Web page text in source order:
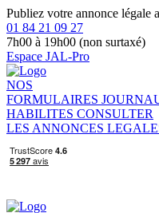
Publiez votre annonce légale
01 84 21 09 27
7h00 à 19h00 (non surtaxé)
Espace JAL-Pro
NOS
FORMULAIRES
HABILITES CONSULTER
LES ANNONCES